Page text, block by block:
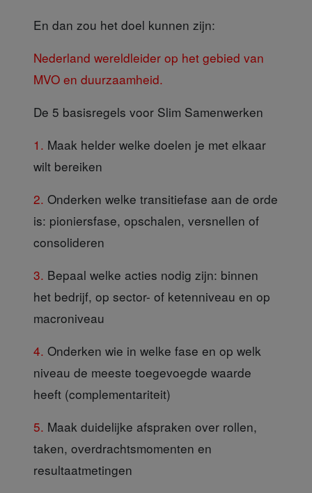
En dan zou het doel kunnen zijn:
Nederland wereldleider op het gebied van
MVO en duurzaamheid.
De 5 basisregels voor Slim Samenwerken
1. Maak helder welke doelen je met elkaar
wilt bereiken
2. Onderken welke transitiefase aan de orde
is: pioniersfase, opschalen, versnellen of
consolideren
3. Bepaal welke acties nodig zijn: binnen
het bedrijf, op sector- of ketenniveau en op
macroniveau
4. Onderken wie in welke fase en op welk
niveau de meeste toegevoegde waarde
heeft (complementariteit)
5. Maak duidelijke afspraken over rollen,
taken, overdrachtsmomenten en
resultaatmetingen